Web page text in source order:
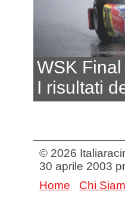
WSK
I risultati
© 2026
30 aprile 2003
Home
Chi